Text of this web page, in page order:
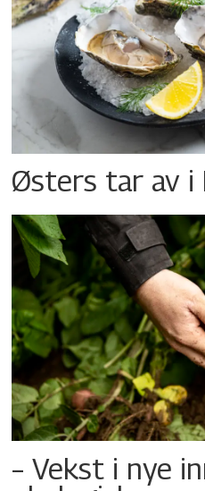
Østers tar av i
– Vekst i nye